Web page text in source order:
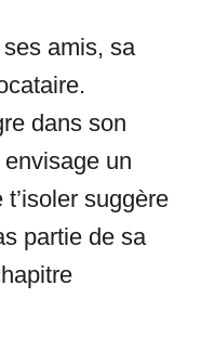
ses amis, sa
dans son
un
suggère
partie de sa